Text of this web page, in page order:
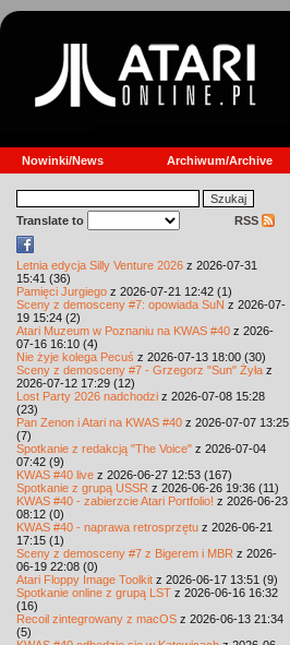
Nowinki/News Archiwum/Archive
Translate to RSS
Letnia edycja Silly Venture 2026 z 2026-07-31
15:41 (36)
Pamięci Jurgiego z 2026-07-21 12:42 (1)
Sceny z demosceny #7: opowiada SuN z 2026-07-
19 15:24 (2)
Atari Muzeum w Poznaniu na KWAS #40 z 2026-
07-16 16:10 (4)
Nie żyje kolega Pecuś z 2026-07-13 18:00 (30)
Sceny z demosceny #7 - Grzegorz "Sun" Żyła z
2026-07-12 17:29 (12)
Lost Party 2026 nadchodzi z 2026-07-08 15:28
(23)
Pan Zenon i Atari na KWAS #40 z 2026-07-07 13:25
(7)
Spotkanie z redakcją "The Voice" z 2026-07-04
07:42 (9)
KWAS #40 live z 2026-06-27 12:53 (167)
Spotkanie z grupą USSR z 2026-06-26 19:36 (11)
KWAS #40 - zabierzcie Atari Portfolio! z 2026-06-23
08:12 (0)
KWAS #40 - naprawa retrosprzętu z 2026-06-21
17:15 (1)
Sceny z demosceny #7 z Bigerem i MBR z 2026-
06-19 22:08 (0)
Atari Floppy Image Toolkit z 2026-06-17 13:51 (9)
Spotkanie online z grupą LST z 2026-06-16 16:32
(16)
Recoil zintegrowany z macOS z 2026-06-13 21:34
(5)